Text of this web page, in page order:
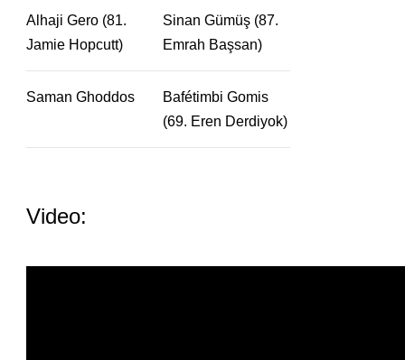
Alhaji Gero (81.
Jamie Hopcutt)
Sinan Gümüş (87.
Emrah Başsan)
Saman Ghoddos
Bafétimbi Gomis
(69. Eren Derdiyok)
Video: